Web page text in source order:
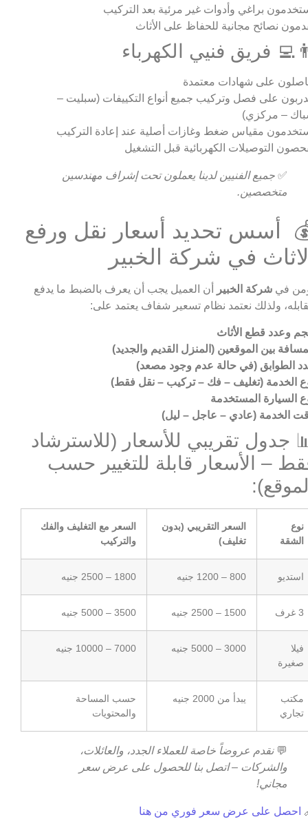
براغي وأدوات غير مرئية بعد التركيب
نصائح مجانية للحفاظ على الأثاث
فريق فنيي الكهرباء
على شهادات معتمدة
على فصل وتركيب جميع أنواع التكييفات (سبليت –
– مركزي)
مقياس ضغط وغازات أصلية عند إعادة التركيب
التوصيلات الكهربائية قبل التشغيل
✅ جميع الفنيين لدينا يعملون تحت إشراف مهندسين
متخصصين.
أسس تحديد أسعار نقل ورفع
في شركة الخبير
في شركة الخبير
أن العميل يجب أن يعرف بالضبط ما يدفع
ولذلك نعتمد نظام تسعير شفاف يعتمد على:
وعدد قطع الأثاث
بين الموقعين (المنزل القديم والجديد)
الطوابق (في حالة عدم وجود مصعد)
الخدمة (تغليف – فك – تركيب – نقل فقط)
السيارة المستخدمة
الخدمة (عادي – عاجل – ليل)
جدول تقريبي للأسعار (للاسترشاد
– الأسعار قابلة للتغيير حسب
نوع
الشقة
السعر التقريبي (بدون
تغليف)
السعر مع التغليف والفك
والتركيب
استديو 800 – 1200 جنيه 1800 – 2500 جنيه
3 غرف 1500 – 2500 جنيه 3500 – 5000 جنيه
فيلا
صغيرة
3000 – 5000 جنيه 7000 – 10000 جنيه
مكتب
تجاري
يبدأ من 2000 جنيه
حسب المساحة
والمحتويات
💬نقدم عروضاً خاصة للعملاء الجدد، والعائلات،
والشركات – اتصل بنا للحصول على عرض سعر
مجاني!
احصل على عرض سعر فوري من هنا